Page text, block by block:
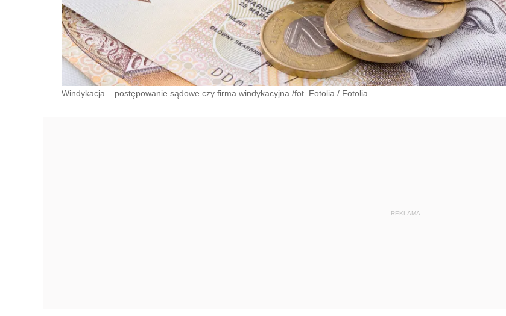
Windykacja – postępowanie sądowe czy firma windykacyjna /fot. Fotolia / Fotolia